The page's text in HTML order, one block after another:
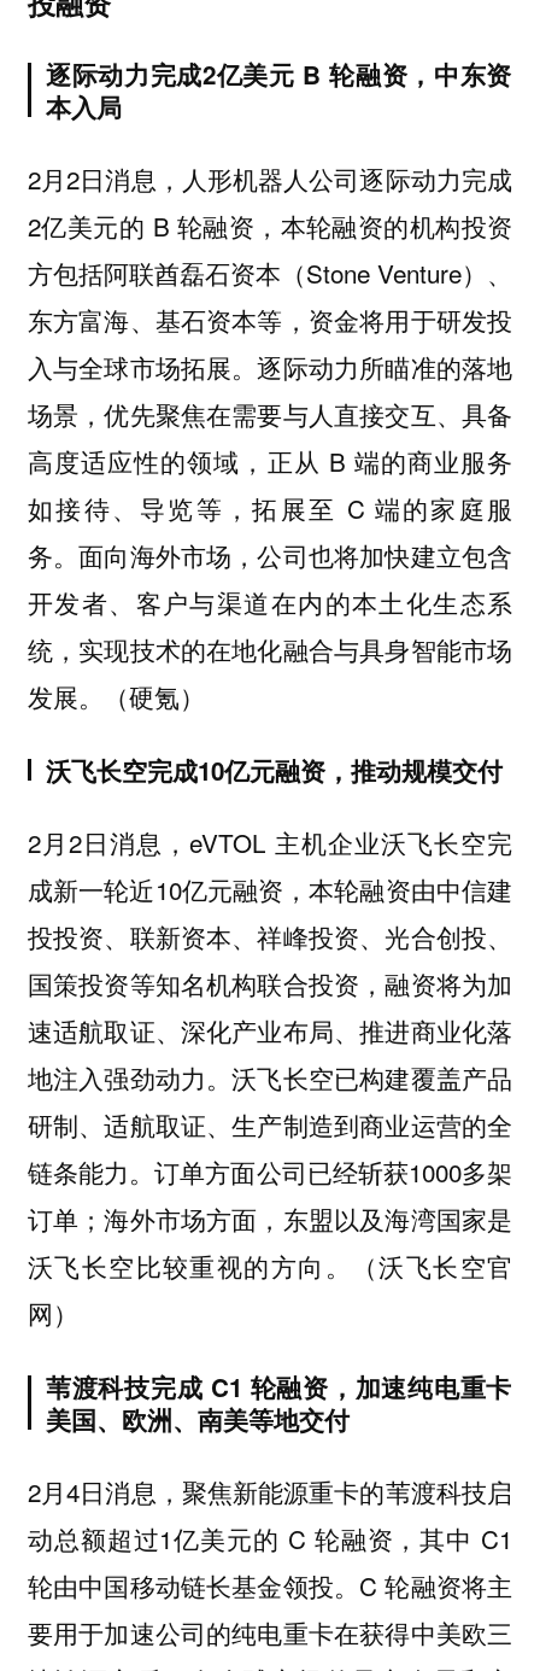
逐际动力完成2亿美元 B 轮融资，中东资
本入局
2月2日消息，人形机器人公司逐际动力完成
2亿美元的 B 轮融资，本轮融资的机构投资
方包括阿联酋磊石资本（Stone Venture）、
东方富海、基石资本等，资金将用于研发投
入与全球市场拓展。逐际动力所瞄准的落地
场景，优先聚焦在需要与人直接交互、具备
高度适应性的领域，正从 B 端的商业服务
如接待、导览等，拓展至 C 端的家庭服
务。面向海外市场，公司也将加快建立包含
开发者、客户与渠道在内的本土化生态系
统，实现技术的在地化融合与具身智能市场
发展。（硬氪）
沃飞长空完成10亿元融资，推动规模交付
2月2日消息，eVTOL 主机企业沃飞长空完
成新一轮近10亿元融资，本轮融资由中信建
投投资、联新资本、祥峰投资、光合创投、
国策投资等知名机构联合投资，融资将为加
速适航取证、深化产业布局、推进商业化落
地注入强劲动力。沃飞长空已构建覆盖产品
研制、适航取证、生产制造到商业运营的全
链条能力。订单方面公司已经斩获1000多架
订单；海外市场方面，东盟以及海湾国家是
沃飞长空比较重视的方向。（沃飞长空官
网）
苇渡科技完成 C1 轮融资，加速纯电重卡
美国、欧洲、南美等地交付
2月4日消息，聚焦新能源重卡的苇渡科技启
动总额超过1亿美元的 C 轮融资，其中 C1
轮由中国移动链长基金领投。C 轮融资将主
要用于加速公司的纯电重卡在获得中美欧三